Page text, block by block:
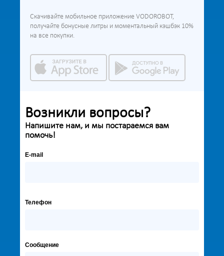
Скачивайте мобильное приложение VODOROBOT,
получайте бонусные литры и моментальный кэшбэк 10%
на все покупки.
Возникли вопросы?
Напишите нам, и мы постараемся вам
помочь!
E-mail
Телефон
Сообщение